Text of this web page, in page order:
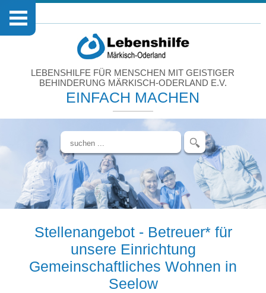
LEBENSHILFE FÜR MENSCHEN MIT GEISTIGER
BEHINDERUNG MÄRKISCH-ODERLAND E.V.
EINFACH MACHEN
Stellenangebot - Betreuer* für
unsere Einrichtung
Gemeinschaftliches Wohnen in
Seelow